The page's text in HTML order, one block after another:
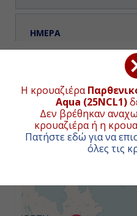
Η κρουαζιέρα
Aqua (25NCL1)
Δεν βρέθηκαν
κρουαζιέρα ή η
Πατήστε εδώ για να
όλες τις
ΧΑΡΤΗΣ
Συνολική απόσταση
+